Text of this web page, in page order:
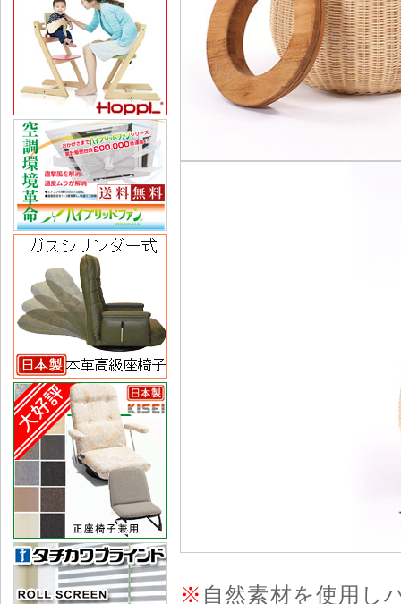
※ 自然素材を使用し